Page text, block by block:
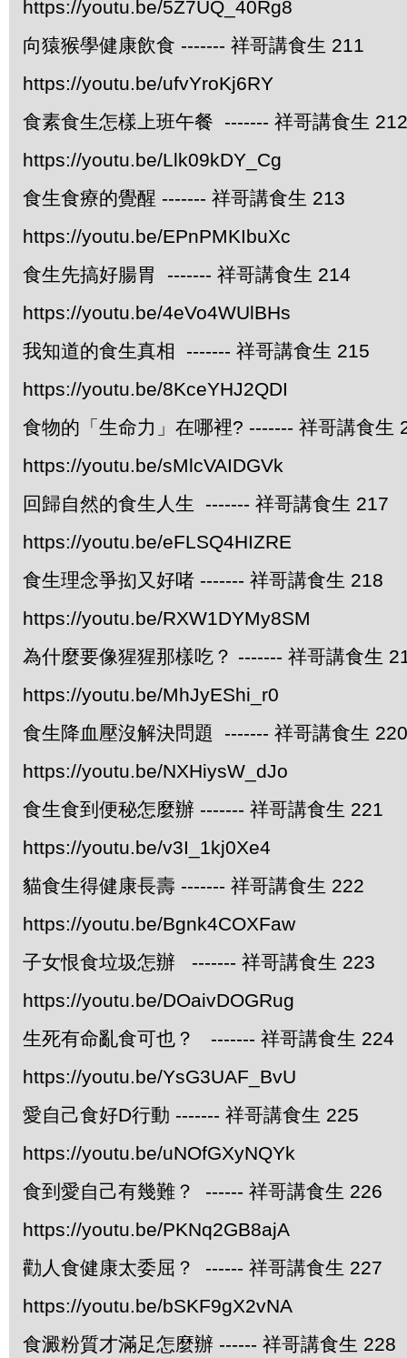
https://youtu.be/5Z7UQ_40Rg8
向猿猴學健康飲食 ------- 祥哥講食生 211
https://youtu.be/ufvYroKj6RY
食素食生怎樣上班午餐 ------- 祥哥講食生 212
https://youtu.be/Llk09kDY_Cg
食生食療的覺醒 ------- 祥哥講食生 213
https://youtu.be/EPnPMKIbuXc
食生先搞好腸胃 ------- 祥哥講食生 214
https://youtu.be/4eVo4WUlBHs
我知道的食生真相 ------- 祥哥講食生 215
https://youtu.be/8KceYHJ2QDI
食物的「生命力」在哪裡? ------- 祥哥講食生
https://youtu.be/sMlcVAIDGVk
回歸自然的食生人生 ------- 祥哥講食生 217
https://youtu.be/eFLSQ4HIZRE
食生理念爭抝又好啫 ------- 祥哥講食生 218
https://youtu.be/RXW1DYMy8SM
為什麼要像猩猩那樣吃？ ------- 祥哥講食生
https://youtu.be/MhJyEShi_r0
食生降血壓沒解決問題 ------- 祥哥講食生 220
https://youtu.be/NXHiysW_dJo
食生食到便秘怎麼辦 ------- 祥哥講食生 221
https://youtu.be/v3I_1kj0Xe4
貓食生得健康長壽 ------- 祥哥講食生 222
https://youtu.be/Bgnk4COXFaw
子女恨食垃圾怎辦 ------- 祥哥講食生 223
https://youtu.be/DOaivDOGRug
生死有命亂食可也？ ------- 祥哥講食生 224
https://youtu.be/YsG3UAF_BvU
愛自己食好D行動 ------- 祥哥講食生 225
https://youtu.be/uNOfGXyNQYk
食到愛自己有幾難？ ------ 祥哥講食生 226
https://youtu.be/PKNq2GB8ajA
勸人食健康太委屈？ ------ 祥哥講食生 227
https://youtu.be/bSKF9gX2vNA
食澱粉質才滿足怎麼辦 ------ 祥哥講食生 228